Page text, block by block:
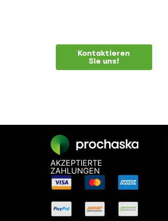
Kontaktieren
Sie uns!
AKZEPTIERTE
ZAHLUNGEN